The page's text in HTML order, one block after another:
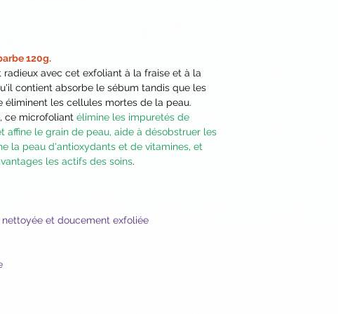
120g.
avec cet exfoliant à la fraise et à la
contient absorbe le sébum tandis que les
les cellules mortes de la peau.
ce microfoliant élimine les impuretés de
affine le grain de peau, aide à désobstruer les
la peau d'antioxydants et de vitamines, et
les actifs des soins.
et doucement exfoliée